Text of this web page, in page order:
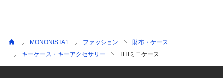
MONONISTA1 ファッション
財布・ケース
キーケース・キーアクセサリー
TITIミニケース